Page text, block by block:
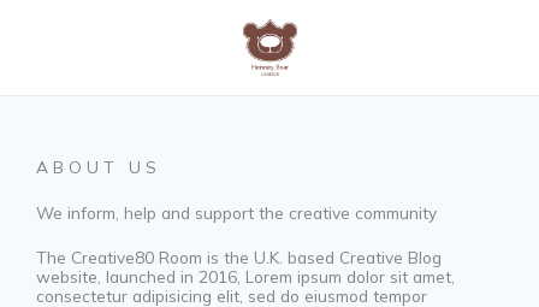
ABOUT US
We inform, help and support the creative community
The Creative80 Room is the U.K. based Creative Blog
website, launched in 2016, Lorem ipsum dolor sit amet,
consectetur adipisicing elit, sed do eiusmod tempor